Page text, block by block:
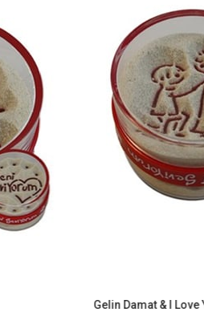
Gelin Damat & I Love You